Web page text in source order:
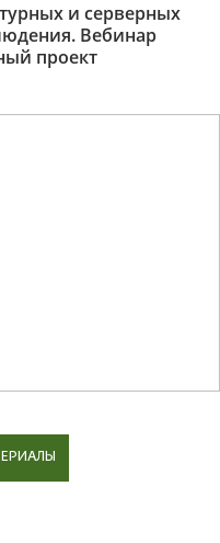
и серверных
Вебинар
проект